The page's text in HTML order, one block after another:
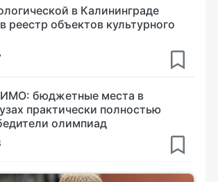
в Калининграде
реестр объектов культурного
бюджетные места в
практически полностью
олимпиад